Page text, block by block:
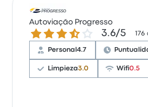
Autoviação Progresso
3.6 de 5 estrellas3.6/5
Personal4.7
Limpieza3.0 Wifi0.5